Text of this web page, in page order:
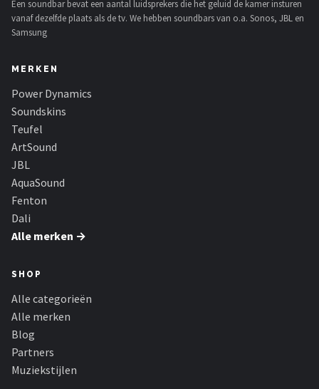
Een soundbar bevat een aantal luidsprekers die het geluid de kamer insturen
vanaf dezelfde plaats als de tv. We hebben soundbars van o.a. Sonos, JBL en
Samsung
MERKEN
Power Dynamics
Soundskins
Teufel
ArtSound
JBL
AquaSound
Fenton
Dali
Alle merken →
SHOP
Alle categorieën
Alle merken
Blog
Partners
Muziekstijlen